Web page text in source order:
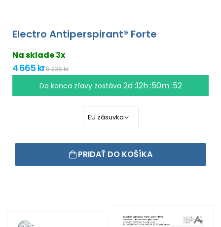
Electro Antiperspirant® Forte
Na sklade 3x
4 665 kr8 236 kr
Do konca zľavy zostáva2d :12h :50m :51
PRIDAŤ DO KOŠÍKA